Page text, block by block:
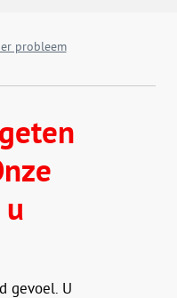
probleem
gevoel. U